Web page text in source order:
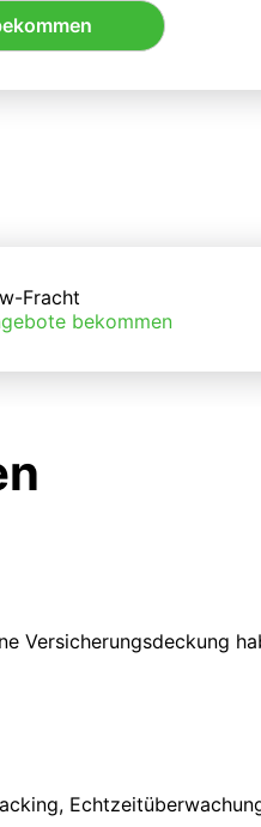
Fracht
bekommen
Versicherungsdeckung